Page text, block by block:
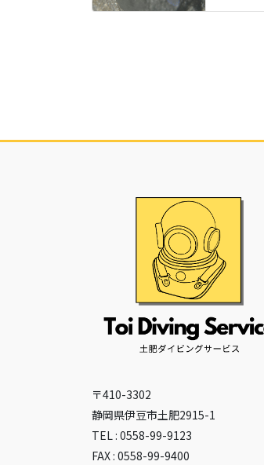
〒410-3302
静岡県伊豆市土肥2915-1
TEL : 0558-99-9123
FAX : 0558-99-9400